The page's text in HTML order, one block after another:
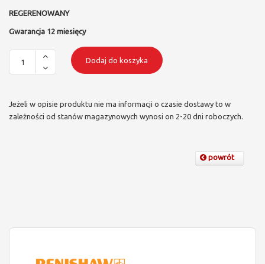
REGERENOWANY
Gwarancja 12 miesięcy
Dodaj do koszyka
Jeżeli w opisie produktu nie ma informacji o czasie dostawy to w
zależności od stanów magazynowych wynosi on 2-20 dni roboczych.
powrót